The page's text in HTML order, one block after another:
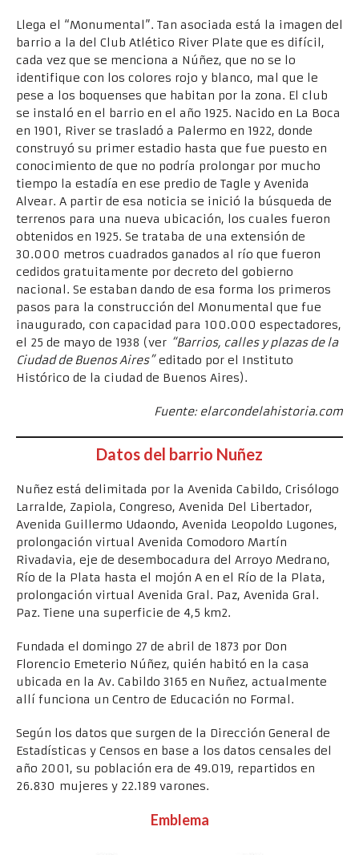
Llega el “Monumental”. Tan asociada está la imagen del
barrio a la del Club Atlético River Plate que es difícil,
cada vez que se menciona a Núñez, que no se lo
identifique con los colores rojo y blanco, mal que le
pese a los boquenses que habitan por la zona. El club
se instaló en el barrio en el año 1925. Nacido en La Boca
en 1901, River se trasladó a Palermo en 1922, donde
construyó su primer estadio hasta que fue puesto en
conocimiento de que no podría prolongar por mucho
tiempo la estadía en ese predio de Tagle y Avenida
Alvear. A partir de esa noticia se inició la búsqueda de
terrenos para una nueva ubicación, los cuales fueron
obtenidos en 1925. Se trataba de una extensión de
30.000 metros cuadrados ganados al río que fueron
cedidos gratuitamente por decreto del gobierno
nacional. Se estaban dando de esa forma los primeros
pasos para la construcción del Monumental que fue
inaugurado, con capacidad para 100.000 espectadores,
el 25 de mayo de 1938 (ver “Barrios, calles y plazas de la
Ciudad de Buenos Aires”editado por el Instituto
Histórico de la ciudad de Buenos Aires).
Fuente: elarcondelahistoria.com
Datos del barrio Nuñez
Nuñez está delimitada por la Avenida Cabildo, Crisólogo
Larralde, Zapiola, Congreso, Avenida Del Libertador,
Avenida Guillermo Udaondo, Avenida Leopoldo Lugones,
prolongación virtual Avenida Comodoro Martín
Rivadavia, eje de desembocadura del Arroyo Medrano,
Río de la Plata hasta el mojón A en el Río de la Plata,
prolongación virtual Avenida Gral. Paz, Avenida Gral.
Paz. Tiene una superficie de 4,5 km2.
Fundada el domingo 27 de abril de 1873 por Don
Florencio Emeterio Núñez, quién habitó en la casa
ubicada en la Av. Cabildo 3165 en Nuñez, actualmente
allí funciona un Centro de Educación no Formal.
Según los datos que surgen de la Dirección General de
Estadísticas y Censos en base a los datos censales del
año 2001, su población era de 49.019, repartidos en
26.830 mujeres y 22.189 varones.
Emblema